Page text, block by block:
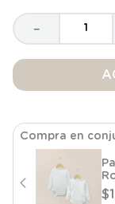
－
Compra en
$